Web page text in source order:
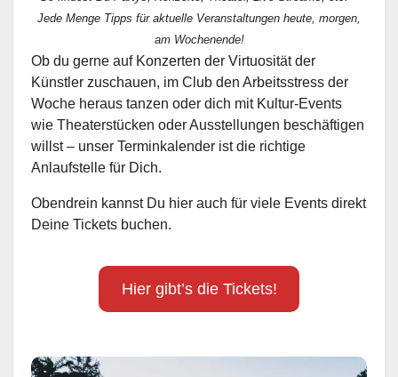
Jede Menge Tipps für aktuelle Veranstaltungen heute, morgen,
am Wochenende!
Ob du gerne auf Konzerten der Virtuosität der
Künstler zuschauen, im Club den Arbeitsstress der
Woche heraus tanzen oder dich mit Kultur-Events
wie Theaterstücken oder Ausstellungen beschäftigen
willst – unser Terminkalender ist die richtige
Anlaufstelle für Dich.
Obendrein kannst Du hier auch für viele Events direkt
Deine Tickets buchen.
Hier gibt’s die Tickets!